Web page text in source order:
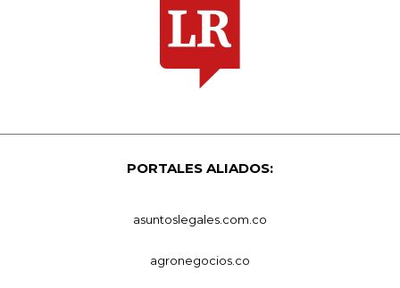
PORTALES ALIADOS:
asuntoslegales.com.co
agronegocios.co